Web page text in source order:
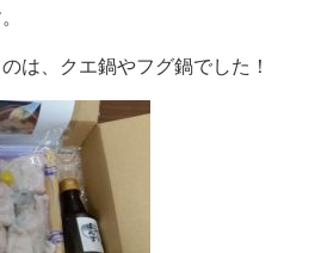
は、クエ鍋やフグ鍋でした！